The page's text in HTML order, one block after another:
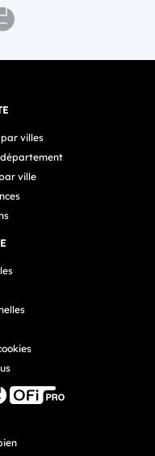
par villes
département
ville